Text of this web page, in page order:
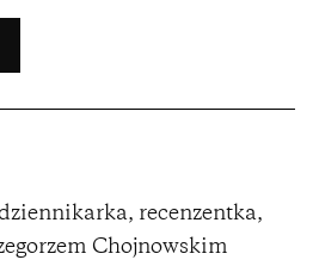
recenzentka,
Chojnowskim